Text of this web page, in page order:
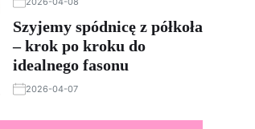
Szyjemy spódnicę z półkoła
– krok po kroku do
idealnego fasonu
2026-04-07